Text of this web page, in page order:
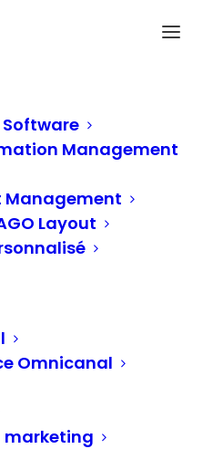
Software
Management
Management
Layout
Omnicanal
lance la cinquième
multicanal LAGO
Nouvelles
LAGO
lance la